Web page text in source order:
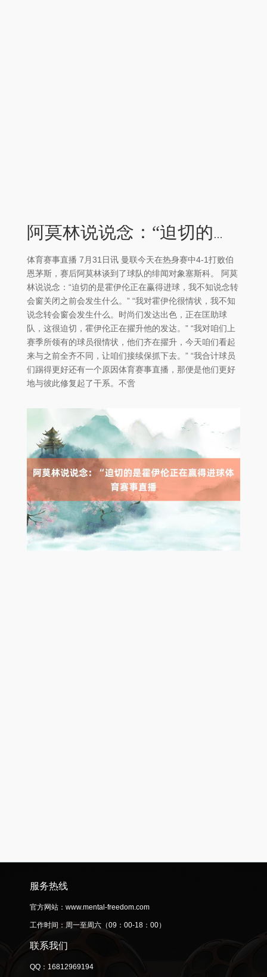
阿莫林说说念：“迫切的是霍伊伦正在赢得进球体育赛事直播
体育赛事直播 7月31日讯 曼联今天在热身赛中4-1打败伯
恩茅斯，赛后阿莫林谈到了球队的绯闻对象塞斯科。 阿莫
林说说念：“迫切的是霍伊伦正在赢得进球，我不知说念转
会窗关闭之前会发生什么。” “我对霍伊伦很情状，我不知
说念转会窗会发生什么。时尚们发达出色，正在匡助球
队，这很迫切，霍伊伦正在擢升他的发达。” “我对咱们上
赛季所领有的球员很情状，他们齐在擢升，今天咱们看起
来与之前全齐不同，让咱们接续保抓下去。” “我合计球员
们踢得更好还有一个原因体育赛事直播，那便是他们更好
地与彼此修复起了干系。不啻
服务热线
官方网站：www.mental-freedom.com
工作时间：周一至周六（09：00-18：00）
联系我们
QQ：16812969194